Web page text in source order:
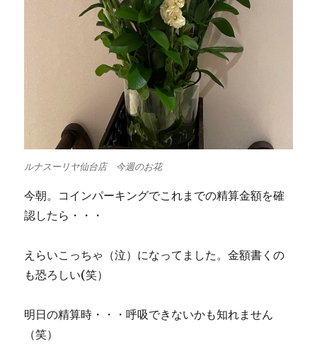
ルナスーリヤ仙台店 今週のお花
今朝。コインパーキングでこれまでの精算金額を確
認したら・・・
えらいこっちゃ（泣）になってました。金額書くの
も恐ろしい(笑）
明日の精算時・・・呼吸できないかも知れません
（笑）